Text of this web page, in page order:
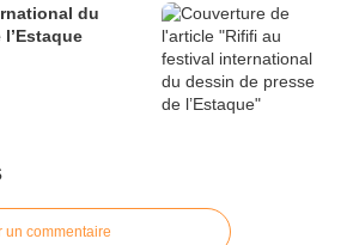
du
un commentaire